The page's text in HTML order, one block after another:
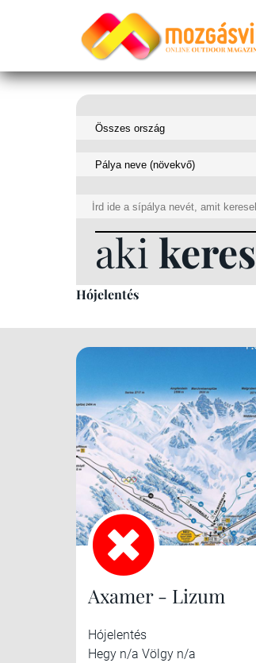
aki keres
Hójelentés
Axamer - Lizum
Hójelentés
Hegy n/a Völgy n/a